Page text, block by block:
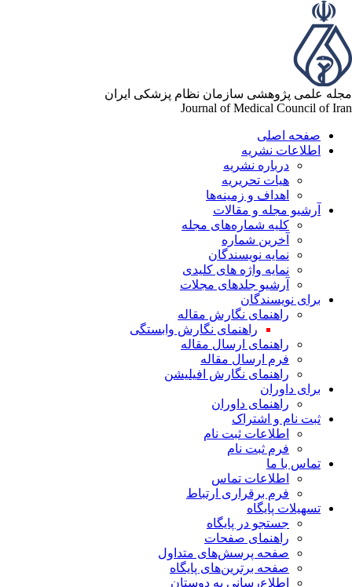
علمی پژوهشی سازمان نظام پزشکی ایران
Journal of Medical Council of
صفحه اصلی
اطلاعات نشریه
درباره نشریه
هیات تحریریه
اهداف و زمینه‌ها
آرشیو مجله و مقالات
کلیه شماره‌های مجله
آخرین شماره
نمایه نویسندگان
نمایه واژه های کلیدی
آرشیو جلدهای مجلات
برای نویسندگان
راهنمای نگارش مقاله
راهنمای نگارش وابستگی
راهنمای ارسال مقاله
فرم ارسال مقاله
راهنمای نگارش افیلیشن
برای داوران
راهنمای داوران
ثبت نام و اشتراک
اطلاعات ثبت نام
فرم ثبت نام
تماس با ما
اطلاعات تماس
فرم برقراری ارتباط
تسهیلات پایگاه
جستجو در پایگاه
راهنمای صفحات
صفحه پرسش‌های متداول
صفحه برترین‌های پایگاه
اطلاع‌رسانی به دوستان